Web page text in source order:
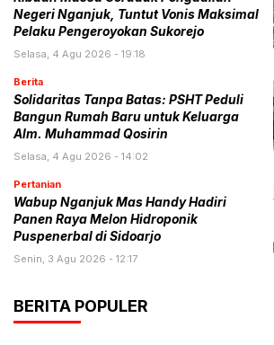
Negeri Nganjuk, Tuntut Vonis Maksimal
Pelaku Pengeroyokan Sukorejo
Selasa, 4 Agu 2026 - 19:18
Berita
Solidaritas Tanpa Batas: PSHT Peduli
Bangun Rumah Baru untuk Keluarga
Alm. Muhammad Qosirin
Selasa, 4 Agu 2026 - 14:02
Pertanian
Wabup Nganjuk Mas Handy Hadiri
Panen Raya Melon Hidroponik
Puspenerbal di Sidoarjo
Senin, 3 Agu 2026 - 12:17
BERITA POPULER